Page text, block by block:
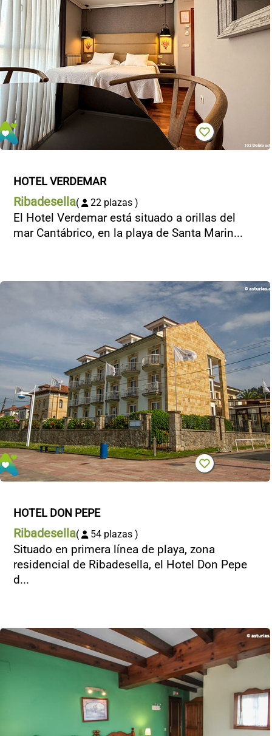
HOTEL VERDEMAR
Ribadesella( 22 plazas )
El Hotel Verdemar está situado a orillas del
mar Cantábrico, en la playa de Santa Marin...
HOTEL DON PEPE
Ribadesella( 54 plazas )
Situado en primera línea de playa, zona
residencial de Ribadesella, el Hotel Don Pepe
d...